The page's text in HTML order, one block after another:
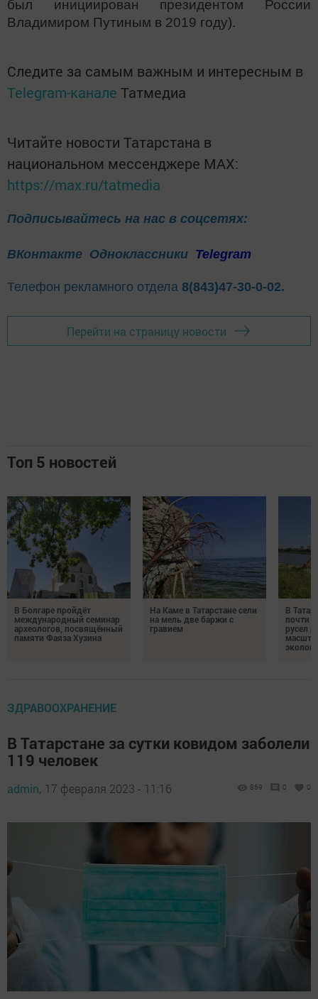
был инициирован президентом России
Владимиром Путиным в 2019 году).
Следите за самым важным и интересным в
Telegram-канале Татмедиа
Читайте новости Татарстана в
национальном мессенджере MАХ:
https://max.ru/tatmedia
Подписывайтесь на нас в соцсетях:
ВКонтакте Одноклассники Telegram
Телефон рекламного отдела 8(843)47-30-0-02.
Перейти на страницу новости
Топ 5 новостей
В Болгаре пройдёт
международный семинар
археологов, посвящённый
памяти Фаяза Хузина
На Каме в Татарстане сели
на мель две баржи с
гравием
В
почти
русел
ЗДРАВООХРАНЕНИЕ
В Татарстане за сутки ковидом заболели
119 человек
admin, 17 февраля 2023 - 11:16 869 0 0